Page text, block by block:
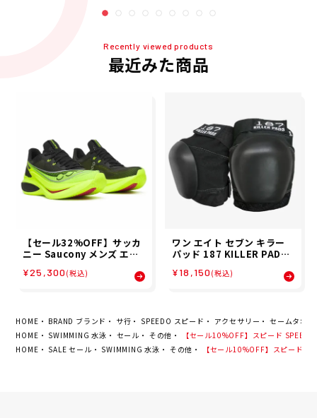
Recently viewed products
最近みた商品
【セール32%OFF】サッカ
ニー Saucony メンズ エン
HIN PRO 5 ランニング シ
¥25,300 (税込)
ワン エイト セブン キラー
パッド 187 KILLER PADS
ロテクター ニー パッド 膝 P
¥18,150 (税込)
HOME BRAND ブランド サ行 SPEEDO スピード アクセサリー
セームタオル
HOME
SWIMMING 水泳 セール その他
【セール10%OFF】スピード
HOME
SALE セール SWIMMING 水泳 その他 【セール10%OFF】スピード